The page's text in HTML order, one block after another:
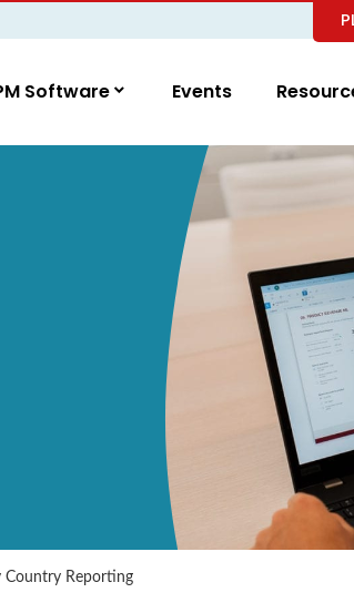
Software Events
Country Reporting